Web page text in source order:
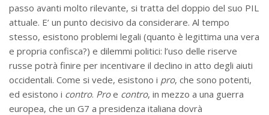
passo avanti molto rilevante, si tratta del doppio del suo PIL
attuale. E’ un punto decisivo da considerare. Al tempo
stesso, esistono problemi legali (quanto è legittima una vera
e propria confisca?) e dilemmi politici: l’uso delle riserve
russe potrà finire per incentivare il declino in atto degli aiuti
occidentali. Come si vede, esistono i pro, che sono potenti,
ed esistono i contro. Proe contro, in mezzo a una guerra
europea, che un G7 a presidenza italiana dovrà